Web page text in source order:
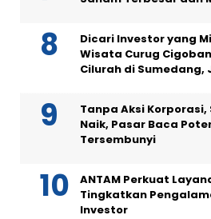
Dicari Investor yang
Wisata Curug
Cilurah di Sumedang,
Tanpa Aksi Korporasi,
Naik, Pasar Baca
Tersembunyi
ANTAM Perkuat
Tingkatkan
Investor